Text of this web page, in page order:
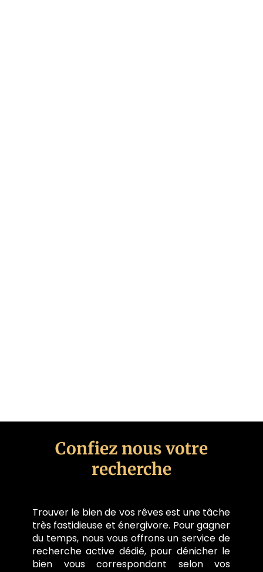
Confiez nous votre
recherche
Trouver le bien de vos rêves est une tâche
très fastidieuse et énergivore. Pour gagner
du temps, nous vous offrons un service de
recherche active dédié, pour dénicher le
bien vous correspondant selon vos